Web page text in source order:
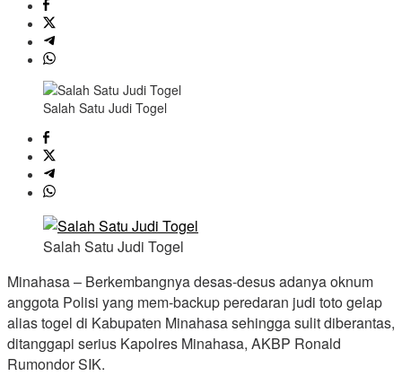
Salah Satu Judi Togel
Salah Satu Judi Togel
Minahasa – Berkembangnya desas-desus adanya oknum
anggota Polisi yang mem-backup peredaran judi toto gelap
alias togel di Kabupaten Minahasa sehingga sulit diberantas,
ditanggapi serius Kapolres Minahasa, AKBP Ronald
Rumondor SIK.